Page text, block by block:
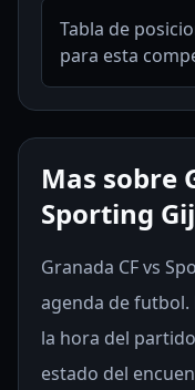
Tabla de
para esta
Mas sobre
Sporting
Granada CF vs
agenda de futbol.
la hora del
estado del